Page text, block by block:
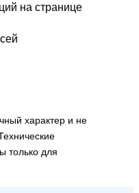
на странице
характер и не
только для